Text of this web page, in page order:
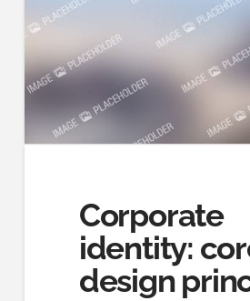
Corporate
identity:
design